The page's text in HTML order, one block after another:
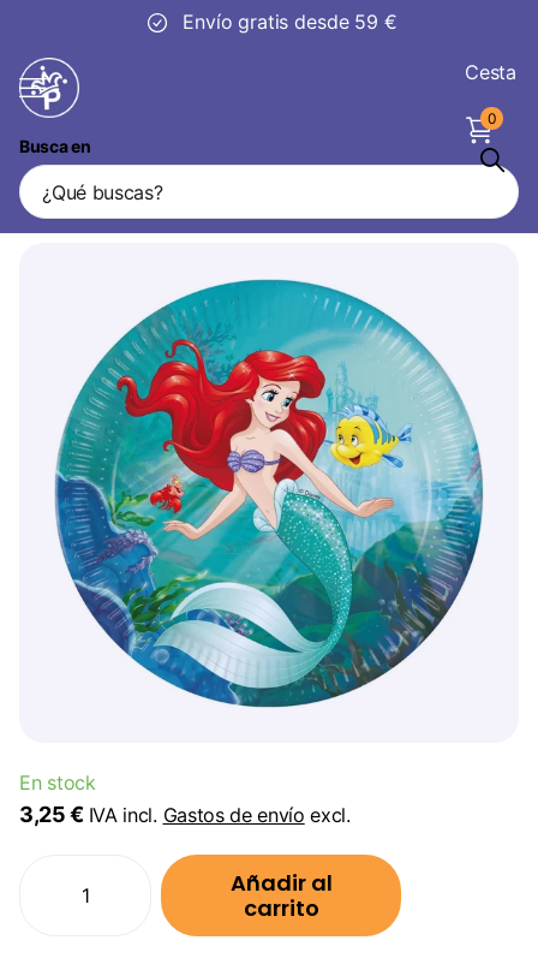
Envío gratis desde 59 €
Busca en
Cesta
0
La Sirenita Platos Papel 23cm 8pcs
Vendedor Procos
En stock
3,25 € IVA incl. Gastos de envío excl.
Añadir al
carrito